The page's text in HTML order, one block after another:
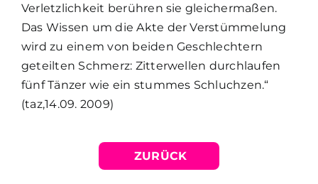
Verletzlichkeit berühren sie gleichermaßen.
Das Wissen um die Akte der Verstümmelung
wird zu einem von beiden Geschlechtern
geteilten Schmerz: Zitterwellen durchlaufen
fünf Tänzer wie ein stummes Schluchzen.“
(taz,14.09. 2009)
ZURÜCK